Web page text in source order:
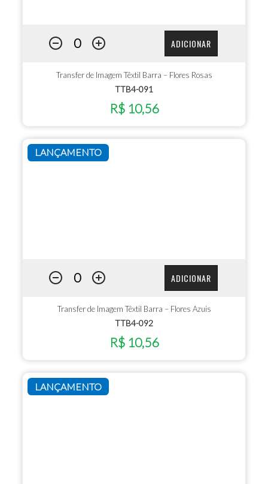
ADICIONAR
Transfer de Imagem Têxtil Barra – Flores Rosas
TTB4-091
R$ 10,56
LANÇAMENTO
ADICIONAR
Transfer de Imagem Têxtil Barra – Flores Azuis
TTB4-092
R$ 10,56
LANÇAMENTO